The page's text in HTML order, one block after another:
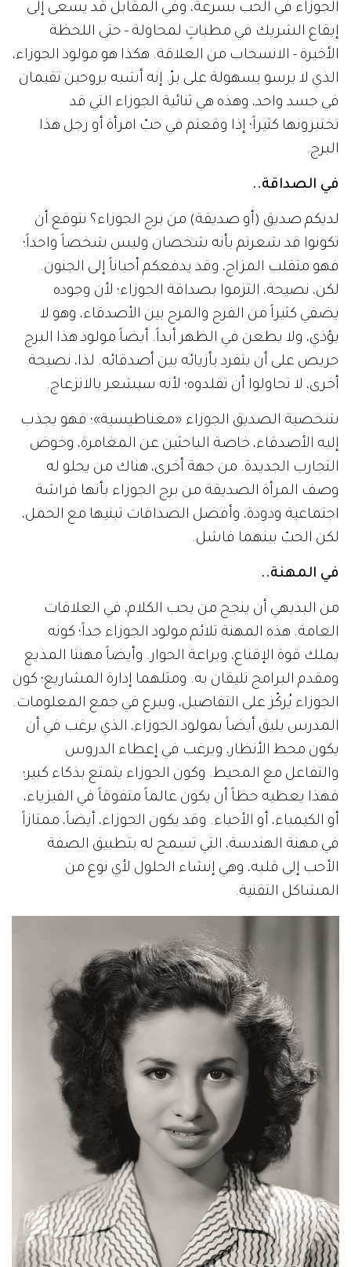
الجوزاء في الحب بسرعة، وفي المقابل قد يسعى إلى
إيقاع الشريك في مطباتٍ لمحاولة - حتى اللحظة
الأخيرة - الانسحاب من العلاقة. هكذا هو مولود الجوزاء،
الذي لا يرسو بسهولة على برّ. إنه أشبه بروحين تقيمان
في جسد واحد، وهذه هي ثنائية الجوزاء التي قد
تختبرونها كثيراً؛ إذا وقعتم في حبّ امرأة أو رجل هذا
البرج.
في الصداقة..
لديكم صديق (أو صديقة) من برج الجوزاء؟ نتوقع أن
تكونوا قد شعرتم بأنه شخصان وليس شخصاً واحداً؛
فهو متقلب المزاج، وقد يدفعكم أحياناً إلى الجنون.
لكن، نصيحة، التزموا بصداقة الجوزاء؛ لأن وجوده
يضفي كثيراً من الفرح والمرح بين الأصدقاء، وهو لا
يؤذي، ولا يطعن في الظهر أبداً. أيضاً مولود هذا البرج
حريص على أن يتفرد بأزيائه بين أصدقائه. لذا، نصيحة
أخرى، لا تحاولوا أن تقلدوه؛ لأنه سيشعر بالانزعاج.
شخصية الصديق الجوزاء «مغناطيسية»؛ فهو يجذب
إليه الأصدقاء، خاصة الباحثين عن المغامرة، وخوض
التجارب الجديدة. من جهة أخرى، هناك من يحلو له
وصف المرأة الصديقة من برج الجوزاء بأنها فراشة
اجتماعية ودودة، وأفضل الصداقات تبنيها مع الحمل،
لكن الحبّ بينهما فاشل.
في المهنة..
من البديهي أن ينجح من يحب الكلام، في العلاقات
العامة. هذه المهنة تلائم مولود الجوزاء جداً؛ كونه
يملك قوة الإقناع، وبراعة الحوار. وأيضاً مهنتا المذيع
ومقدم البرامج تليقان به. ومثلهما إدارة المشاريع؛ كون
الجوزاء يُركّز على التفاصيل، ويبرع في جمع المعلومات.
المدرس يليق أيضاً بمولود الجوزاء، الذي يرغب في أن
يكون محط الأنظار، ويرغب في إعطاء الدروس
والتفاعل مع المحيط. وكون الجوزاء يتمتع بذكاء كبير؛
فهذا يعطيه حظاً أن يكون عالماً متفوقاً في الفيزياء،
أو الكيمياء، أو الأحياء. وقد يكون الجوزاء، أيضاً، ممتازاً
في مهنة الهندسة، التي تسمح له بتطبيق الصفة
الأحب إلى قلبه، وهي إنشاء الحلول لأي نوع من
المشاكل التقنية.